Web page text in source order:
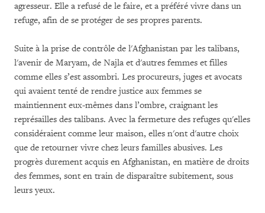
agresseur. Elle a refusé de le faire, et a préféré vivre dans un
refuge, afin de se protéger de ses propres parents.
Suite à la prise de contrôle de l'Afghanistan par les talibans,
l'avenir de Maryam, de Najla et d'autres femmes et filles
comme elles s’est assombri. Les procureurs, juges et avocats
qui avaient tenté de rendre justice aux femmes se
maintiennent eux-mêmes dans l’ombre, craignant les
représailles des talibans. Avec la fermeture des refuges qu'elles
considéraient comme leur maison, elles n'ont d'autre choix
que de retourner vivre chez leurs familles abusives. Les
progrès durement acquis en Afghanistan, en matière de droits
des femmes, sont en train de disparaître subitement, sous
leurs yeux.